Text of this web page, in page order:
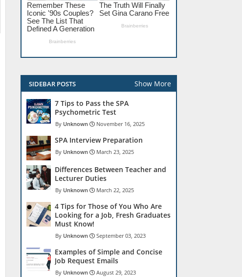
SIDEBAR POSTS Show More
7 Tips to Pass the SPA
Psychometric Test
Unknown November 16, 2025
SPA Interview Preparation
Unknown March 23, 2025
Differences Between Teacher and
Lecturer Duties
Unknown March 22, 2025
4 Tips for Those of You Who Are
Looking for a Job, Fresh Graduates
Must Know!
Unknown September 03, 2023
Examples of Simple and Concise
Job Request Emails
Unknown August 29, 2023